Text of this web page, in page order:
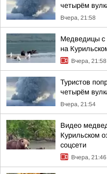
четырём
Вчера, 21:58
Медведицы с
на
Вчера, 21:58
Туристов
четырём
Вчера, 21:54
Видео
Курильском
соцсети
Вчера, 21:46